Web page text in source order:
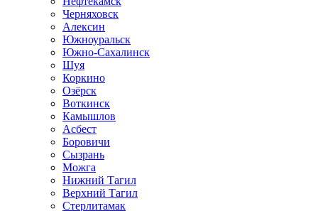
Черняховск
Алексин
Южноуральск
Южно-Сахалинск
Шуя
Коркино
Озёрск
Воткинск
Камышлов
Асбест
Боровичи
Сызрань
Можга
Нижний Тагил
Верхний Тагил
Стерлитамак